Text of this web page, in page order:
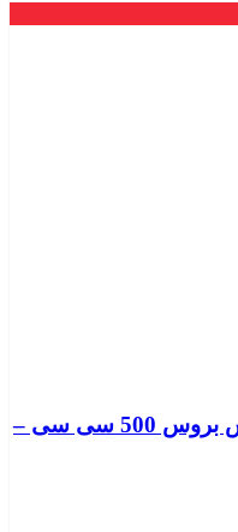
آبجو بدون الکل لیمویی فس بروس 500 سی سی –